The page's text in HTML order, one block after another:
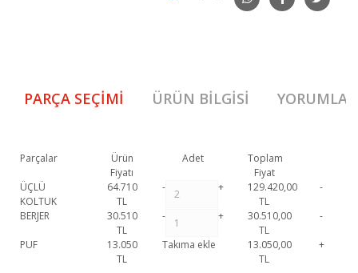
PARÇA SEÇIMI ÜRÜN BILGISI YORUMLAR
Parçalar
Ürün
Fiyatı
Adet
Toplam
Fiyat
ÜÇLÜ
KOLTUK
64.710
TL
- +
129.420,00
TL
-
BERJER
30.510
TL
- +
30.510,00
TL
-
PUF
13.050
TL
Takıma ekle
13.050,00
TL
+